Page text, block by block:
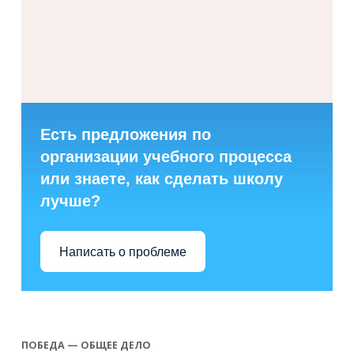
Есть предложения по
организации учебного процесса
или знаете, как сделать школу
лучше?
Написать о проблеме
ПОБЕДА — ОБЩЕЕ ДЕЛО